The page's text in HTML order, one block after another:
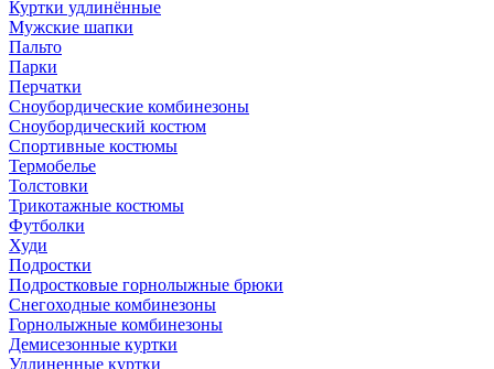
Куртки удлинённые
Мужские шапки
Пальто
Парки
Перчатки
Сноубордические комбинезоны
Сноубордический костюм
Спортивные костюмы
Термобелье
Толстовки
Трикотажные костюмы
Футболки
Худи
Подростки
Подростковые горнолыжные брюки
Снегоходные комбинезоны
Горнолыжные комбинезоны
Демисезонные куртки
Удлиненные куртки